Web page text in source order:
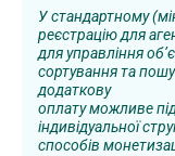
У стандартному
реєстрацію для
для управління
сортування та
додаткову
оплату можливе
індивідуальної
способів